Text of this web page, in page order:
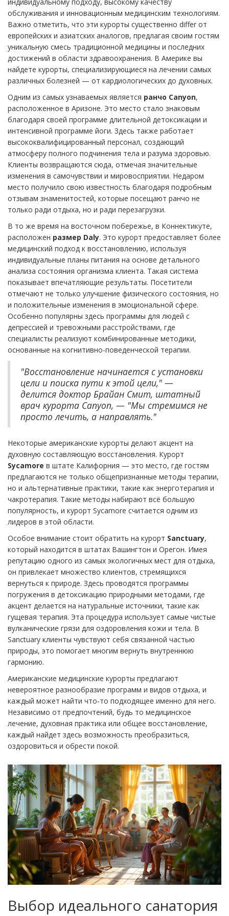
обслуживания и инновационным медицинским технологиям.
Важно отметить, что эти курорты существенно differ от
европейских и азиатских аналогов, предлагая своим гостям
уникальную смесь традиционной медицины и последних
достижений в области здравоохранения. В Америке вы
найдете курорты, специализирующиеся на лечении самых
различных болезней — от кардиологических до духовных.
Одним из самых узнаваемых является ранчо Canyon,
расположенное в Аризоне. Это место стало знаковым
благодаря своей программе длительной детоксикации и
интенсивной программе йоги. Здесь также работает
высококвалифицированный персонал, создающий
атмосферу полного подчинения тела и разума здоровью.
Клиенты возвращаются сюда, отмечая значительные
изменения в самочувствии и мировосприятии. Недаром
место получило свою известность благодаря подробным
отзывам знаменитостей, которые посещают ранчо не
только ради отдыха, но и ради перезагрузки.
В то же время на восточном побережье, в Коннектикуте,
расположен размер Daly. Это курорт предоставляет более
медицинский подход к восстановлению, используя
индивидуальные планы питания на основе детального
анализа состояния организма клиента. Такая система
показывает впечатляющие результаты. Посетители
отмечают не только улучшение физического состояния, но
и положительные изменения в эмоциональной сфере.
Особенно популярны здесь программы для людей с
депрессией и тревожными расстройствами, где
специалисты реализуют комбинированные методики,
основанные на когнитивно-поведенческой терапии.
"Восстановление начинается с установки
цели и поиска пути к этой цели," —
делится доктор Брайан Смит, штатный
врач курорта Canyon, — "Мы стремимся не
просто лечить, а направлять."
Некоторые американские курорты делают акцент на
духовную составляющую восстановления. Курорт
Sycamore в штате Калифорния — это место, где гостям
предлагаются не только общепризнанные методы терапии,
но и альтернативные практики, такие как энерготерапия и
чакротерапия. Такие методы набирают всё большую
популярность, и курорт Sycamore считается одним из
лидеров в этой области.
Особое внимание стоит обратить на курорт Sanctuary,
который находится в штатах Вашингтон и Орегон. Имея
репутацию одного из самых экологичных мест для отдыха,
он привлекает множество клиентов, стремящихся
вернуться к природе. Здесь проводятся программы
погружения в детоксикацию природными методами, где
акцент делается на натуральные источники, такие как
гущевая терапия. Эта процедура использует самые чистые
вулканические грязи для оздоровления кожи и тела. В
Sanctuary клиенты чувствуют себя связанной частью
природы, это помогает многим вернуть внутреннюю
гармонию.
Американские медицинские курорты предлагают
невероятное разнообразие программ и видов отдыха, и
каждый может найти что-то подходящее именно для него.
Независимо от предпочтений, будь то медицинское
лечение, духовная практика или общее восстановление,
каждый найдет здесь возможность преобразиться,
оздоровиться и обрести покой.
Выбор идеального санатория